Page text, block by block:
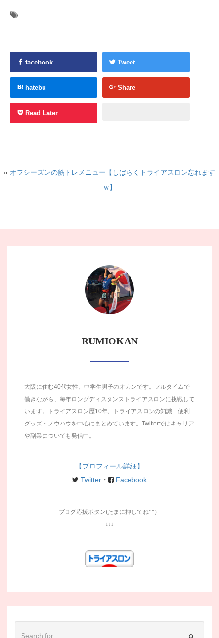
facebook Tweet
hatebu Share
Read Later
« オフシーズンの筋トレメニュー【しばらくトライアスロン忘れます
ｗ】
RUMIOKAN
大阪に住む40代女性、中学生男子のオカンです。フルタイムで
働きながら、毎年ロングディスタンストライアスロンに挑戦して
います。トライアスロン歴10年。トライアスロンの知識・便利
グッズ・ノウハウを中心にまとめています。Twitterではキャリア
や副業についても発信中。
【プロフィール詳細】
Twitter ・ Facebook
ブログ応援ボタン(たまに押してね^^）
↓↓↓